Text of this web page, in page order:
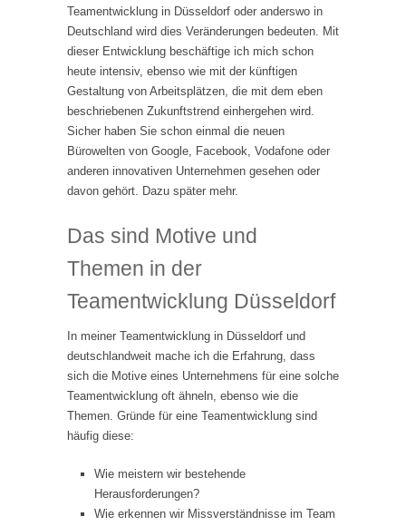
Teamentwicklung in Düsseldorf oder anderswo in
Deutschland wird dies Veränderungen bedeuten. Mit
dieser Entwicklung beschäftige ich mich schon
heute intensiv, ebenso wie mit der künftigen
Gestaltung von Arbeitsplätzen, die mit dem eben
beschriebenen Zukunftstrend einhergehen wird.
Sicher haben Sie schon einmal die neuen
Bürowelten von Google, Facebook, Vodafone oder
anderen innovativen Unternehmen gesehen oder
davon gehört. Dazu später mehr.
Das sind Motive und
Themen in der
Teamentwicklung Düsseldorf
In meiner Teamentwicklung in Düsseldorf und
deutschlandweit mache ich die Erfahrung, dass
sich die Motive eines Unternehmens für eine solche
Teamentwicklung oft ähneln, ebenso wie die
Themen. Gründe für eine Teamentwicklung sind
häufig diese:
Wie meistern wir bestehende
Herausforderungen?
Wie erkennen wir Missverständnisse im Team